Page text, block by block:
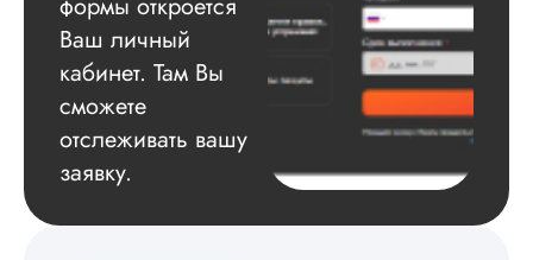
Диссертация
Дата:2025-03-15
Автору огромное
спасибо за
сам подобрал
литературу,
оформил и провел
подробное
Ваш личный
кабинет. Там Вы
сможете
отслеживать вашу
заявку.